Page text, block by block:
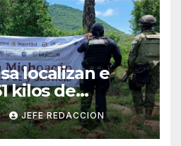
localizan e
kilos de
Huetamo
JEFE REDACCION